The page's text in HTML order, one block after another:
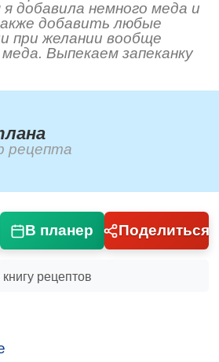
добавила немного меда и
добавить любые
при желании вообще
Выпекаем запеканку
рецепта
В планер Поделиться
рецептов